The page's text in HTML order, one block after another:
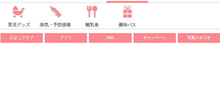
育児グッズ 病気・予防接種 離乳食 優待パス
ひよこクラブ アプリ SNS キャンペーン 写真スタジオ